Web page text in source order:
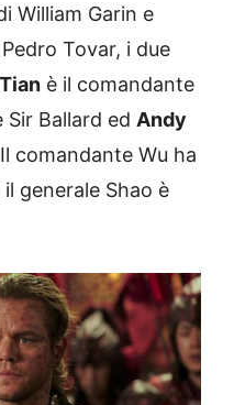
William Garin e
Tovar, i due
è il comandante
Sir Ballard ed Andy
comandante Wu ha
il generale Shao è